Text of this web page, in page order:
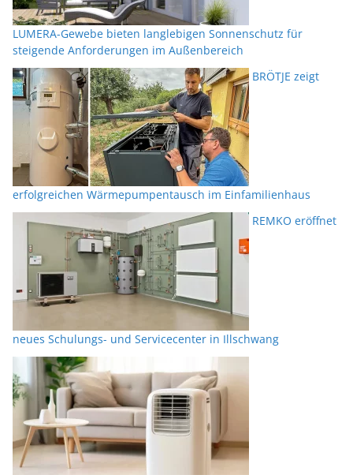
LUMERA-Gewebe bieten langlebigen Sonnenschutz für
steigende Anforderungen im Außenbereich
BRÖTJE zeigt
erfolgreichen Wärmepumpentausch im Einfamilienhaus
REMKO eröffnet
neues Schulungs- und Servicecenter in Illschwang